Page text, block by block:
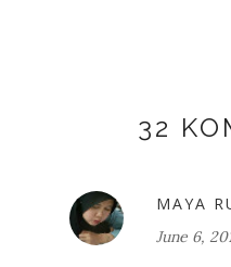
32
MAYA
June 6,